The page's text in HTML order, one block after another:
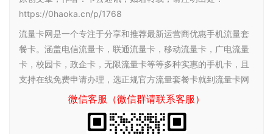
https://0haoka.cn/p/1768
流量卡网是一个专注于分享和推荐最新运营商优惠手机流量套
餐卡。涵盖电信流量卡，联通流量卡，移动流量卡，广电流量
卡，校园卡，政企卡，无限流量卡等等多种实惠的手机卡，且
支持在线免费申请办理，选正规官方流量套餐卡就到流量卡网
微信客服（微信群请联系客服）